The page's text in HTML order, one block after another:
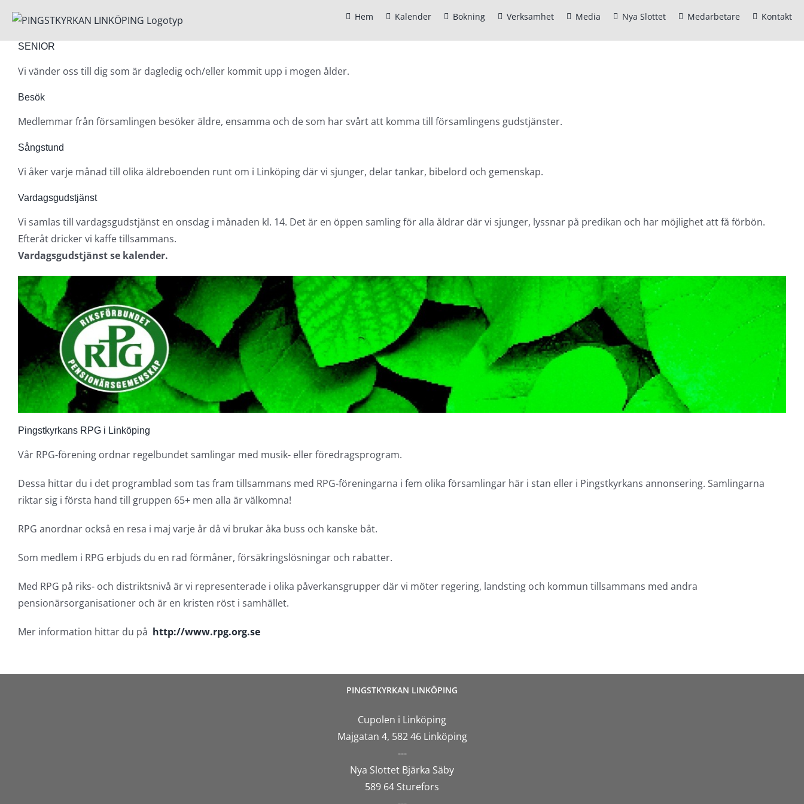
innehållet
Hem Kalender Bokning Verksamhet Media Nya Slottet Medarbetare Kontakt
SENIOR
Vi vänder oss till dig som är dagledig och/eller kommit upp i mogen ålder.
Besök
Medlemmar från församlingen besöker äldre, ensamma och de som har svårt att komma till församlingens gudstjänster.
Sångstund
Vi åker varje månad till olika äldreboenden runt om i Linköping där vi sjunger, delar tankar, bibelord och gemenskap.
Vardagsgudstjänst
Vi samlas till vardagsgudstjänst en onsdag i månaden kl. 14. Det är en öppen samling för alla åldrar där vi sjunger, lyssnar på predikan och har möjlighet att få förbön.
Efteråt dricker vi kaffe tillsammans.
Vardagsgudstjänst se kalender.
Pingstkyrkans RPG i Linköping
Vår RPG-förening ordnar regelbundet samlingar med musik- eller föredragsprogram.
Dessa hittar du i det programblad som tas fram tillsammans med RPG-föreningarna i fem olika församlingar här i stan eller i Pingstkyrkans annonsering. Samlingarna
riktar sig i första hand till gruppen 65+ men alla är välkomna!
RPG anordnar också en resa i maj varje år då vi brukar åka buss och kanske båt.
Som medlem i RPG erbjuds du en rad förmåner, försäkringslösningar och rabatter.
Med RPG på riks- och distriktsnivå är vi representerade i olika påverkansgrupper där vi möter regering, landsting och kommun tillsammans med andra
pensionärsorganisationer och är en kristen röst i samhället.
Mer information hittar du på http://www.rpg.org.se
PINGSTKYRKAN LINKÖPING
Cupolen i Linköping
Majgatan 4, 582 46 Linköping
---
Nya Slottet Bjärka Säby
589 64 Sturefors